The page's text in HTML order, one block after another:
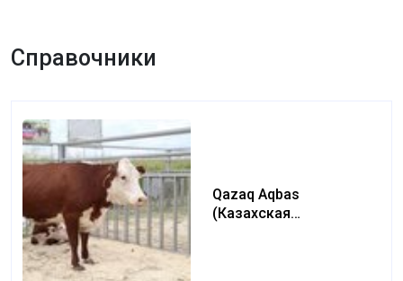
Справочники
Qazaq Aqbas
(Казахская